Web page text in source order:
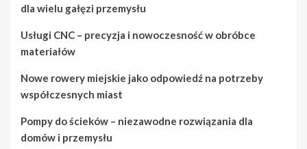
dla wielu gałęzi przemysłu
Usługi CNC – precyzja i nowoczesność w obróbce
materiałów
Nowe rowery miejskie jako odpowiedź na potrzeby
współczesnych miast
Pompy do ścieków – niezawodne rozwiązania dla
domów i przemysłu